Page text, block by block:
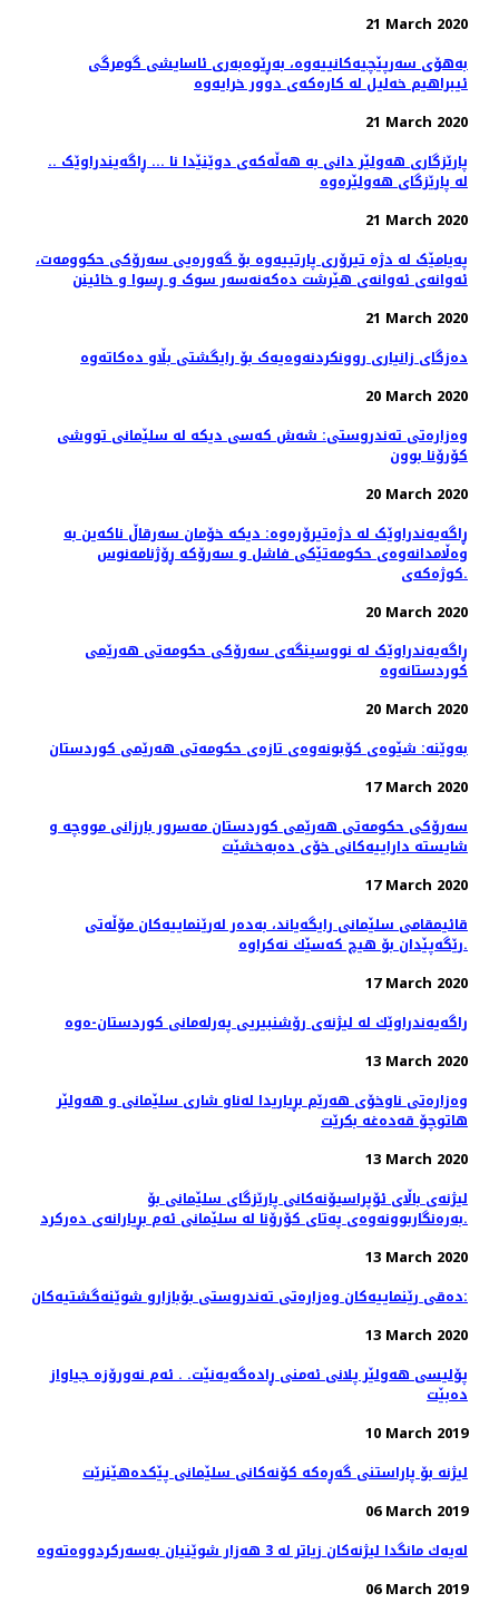
21 March 2020
بەهۆی سەرپێچیەکانییەوە، بەڕێوەبەری ئاسایشی گومرگی
ئیبراهیم خەلیل لە کارەکەی دوور خرایەوە
21 March 2020
.. پارێزگاری هەولێر دانی بە هەڵەکەی دوێنێدا نا ... ڕاگەیندراوێک
لە پارێزگای هەولێرەوە
21 March 2020
پەیامێک لە دژە تیرۆری پارتییەوە بۆ گەورەیی سەرۆکی حکوومەت،
ئەوانەی ئەوانەی هێرشت دەکەنەسەر سوک و ڕسوا و خائینن
21 March 2020
دەزگای زانیاری روونکردنەوەیەک بۆ رایگشتی بڵاو دەکاتەوە
20 March 2020
وەزارەتی تەندروستی: شەش كەسی دیكە لە سلێمانی تووشی
كۆرۆنا بوون
20 March 2020
ڕاگەیەندراوێک لە دژەتیرۆرەوە: دیکە خۆمان سەرقاڵ ناکەین بە
وەڵامدانەوەی حکومەتێکی فاشل و سەرۆکە ڕۆژنامەنوس
کوژەکەی.
20 March 2020
ڕاگەیەندراوێک لە نووسینگەی سەرۆکی حکومەتی هەرێمی
کوردستانەوە
20 March 2020
بەوێنە: شێوەی کۆبونەوەی تازەی حکومەتی هەرێمی کوردستان
17 March 2020
سەرۆکی حکومەتی هەرێمی کوردستان مەسرور بارزانی مووچە و
شایستە داراییەکانی خۆی دەبەخشێت
17 March 2020
قائیمقامی سلێمانی رایگه‌یاند، به‌ده‌ر له‌رێنماییه‌كان مۆڵه‌تی
رێگه‌پێدان بۆ هیچ كه‌سێك نه‌كراوه‌.
17 March 2020
راگه‌یه‌ندراوێك لە لیژنەی رۆشنبیریی پەرلەمانی كوردستان-ەوە
13 March 2020
وەزارەتی ناوخۆی هەرێم بڕیاریدا لەناو شاری سلێمانی و هەولێر
هاتوچۆ قەدەغە بکرێت
13 March 2020
لیژنەی باڵای ئۆپراسیۆنەكانی پارێزگای سلێمانی بۆ
بەرەنگاربوونەوەی پەتای كۆرۆنا لە سلێمانی ئەم بڕیارانەی دەرکرد.
13 March 2020
دەقی رێنماییەكان وەزارەتی تەندروستی بۆبازارو شوێنەگشتیەکان:
13 March 2020
پۆلیسی هەولێر پلانی ئەمنی ڕادەگەیەنێت. . ئەم نەورۆزە جیاواز
دەبێت
10 March 2019
لیژنە بۆ پاراستنی گەڕەكە كۆنەكانی سلێمانی پێكدەهێنرێت
06 March 2019
06 March 2019